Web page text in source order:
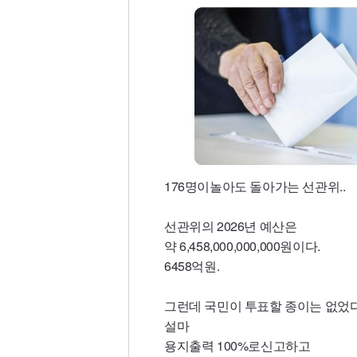
176명이놀아도 돌아가는 선관위..
선관위의 2026년 예산은
약 6,458,000,000,000원이다.
6458억원.
그런데 국민이 투표할 종이는 없었
설마
용지출력 100%로신고하고